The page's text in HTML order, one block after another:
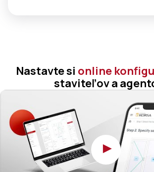
Nastavte si online
staviteľov a